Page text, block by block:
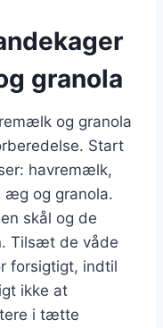
granola
og granola
Start
havremælk,
æg og granola.
skål og de
Tilsæt de våde
forsigtigt, indtil
ikke at
i tætte